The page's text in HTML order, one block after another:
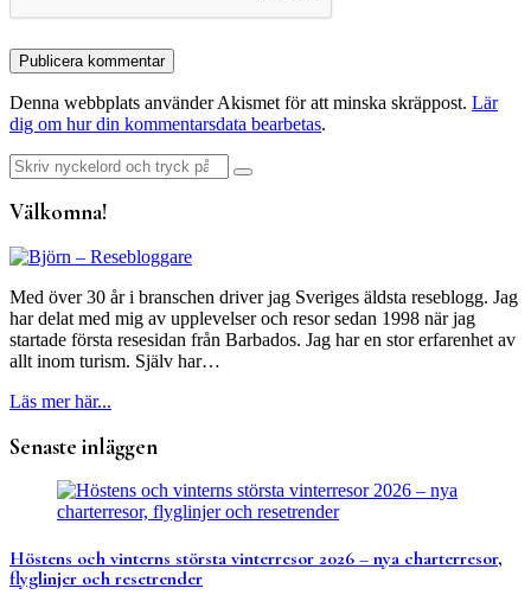
Denna webbplats använder Akismet för att minska skräppost. Lär
dig om hur din kommentarsdata bearbetas.
Sök
efter:
Välkomna!
Med över 30 år i branschen driver jag Sveriges äldsta reseblogg. Jag
har delat med mig av upplevelser och resor sedan 1998 när jag
startade första resesidan från Barbados. Jag har en stor erfarenhet av
allt inom turism. Själv har…
Läs mer här...
Senaste inläggen
Höstens och vinterns största vinterresor 2026 – nya charterresor,
flyglinjer och resetrender